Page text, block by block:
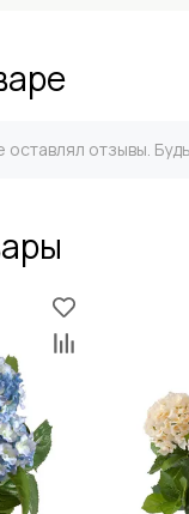
оставлял отзывы.